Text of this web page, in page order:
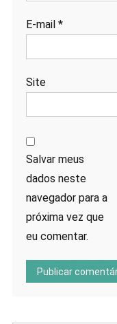
E-mail *
Site
Salvar meus
dados neste
navegador para a
próxima vez que
eu comentar.